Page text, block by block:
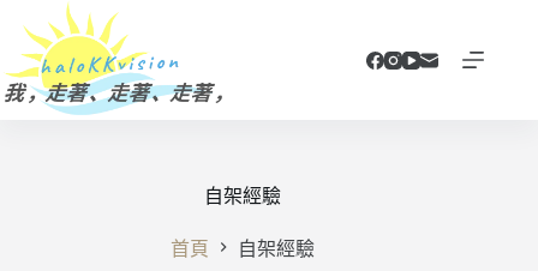
主
要
自架經驗
首頁 自架經驗